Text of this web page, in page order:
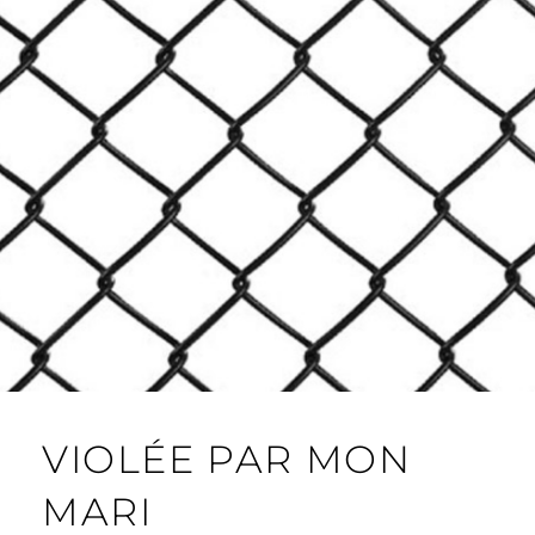
VIOLÉE PAR MON
MARI